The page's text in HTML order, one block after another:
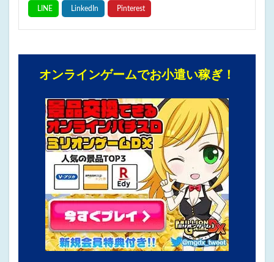
オンラインゲームでお小遣い稼ぎ！